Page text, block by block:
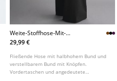
Weite-Stoffhose-Mit-
Verstellbaren-Knopfen
29,99 €
Fließende Hose mit halbhohem Bund und
verstellbarem Bund mit Knöpfen.
Vordertaschen und angedeutete